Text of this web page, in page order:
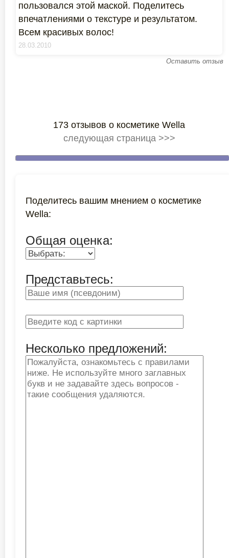
пользовался этой маской. Поделитесь
впечатлениями о текстуре и результатом.
Всем красивых волос!
28.03.2010
Оставить отзыв
173 отзывов о косметике Wella
следующая страница >>>
Поделитесь вашим мнением о косметике
Wella:
Общая оценка:
Представьтесь:
Несколько предложений: